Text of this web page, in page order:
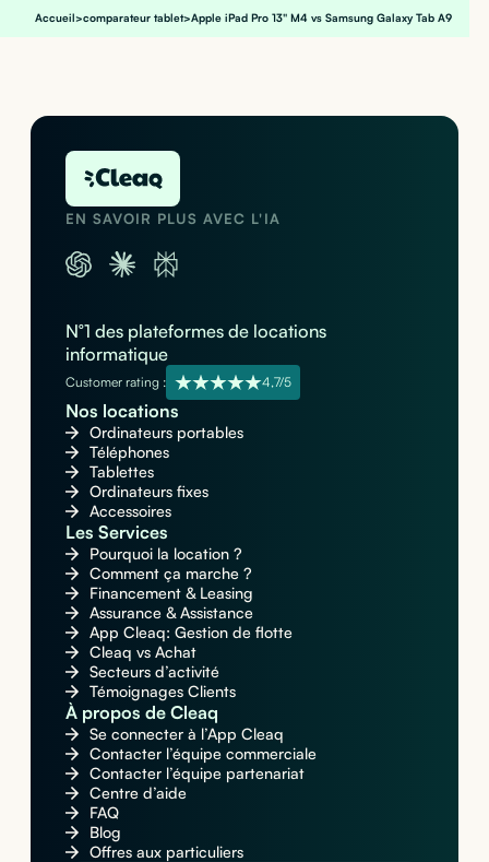
Accueil>comparateur tablet>Apple iPad Pro 13" M4 vs Samsung Galaxy Tab A9
EN SAVOIR PLUS AVEC L'IA
N°1 des plateformes de locations
informatique
Customer rating : 4,7/5
Nos locations
Ordinateurs portables
Téléphones
Tablettes
Ordinateurs fixes
Accessoires
Les Services
Pourquoi la location ?
Comment ça marche ?
Financement & Leasing
Assurance & Assistance
App Cleaq: Gestion de flotte
Cleaq vs Achat
Secteurs d’activité
Témoignages Clients
À propos de Cleaq
Se connecter à l’App Cleaq
Contacter l’équipe commerciale
Contacter l’équipe partenariat
Centre d’aide
FAQ
Blog
Offres aux particuliers